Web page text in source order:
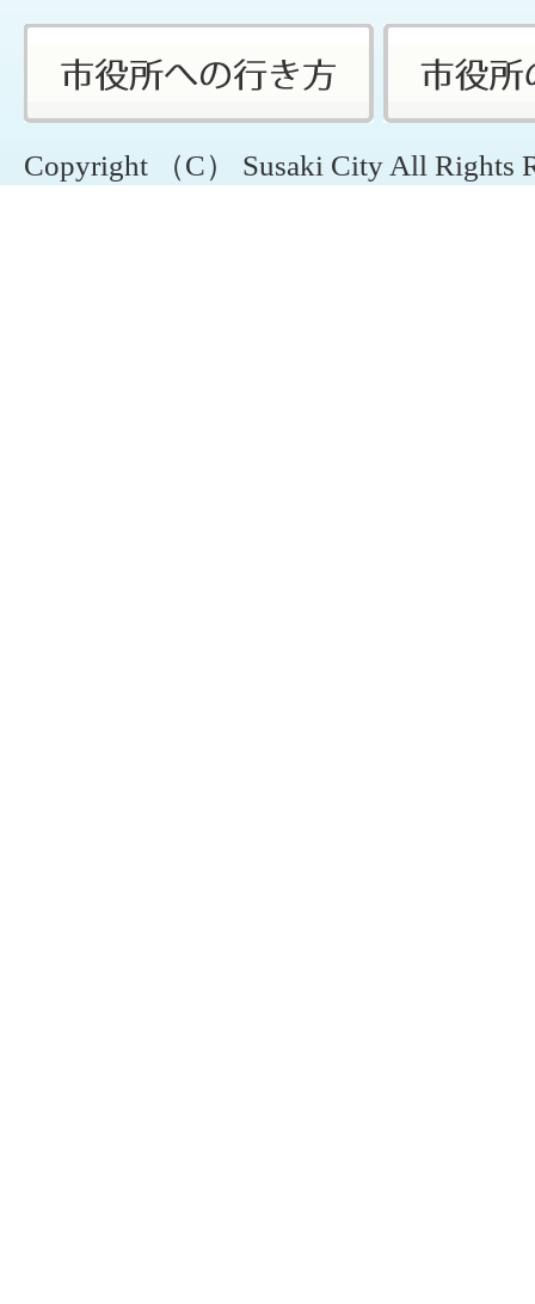
Copyright （C） Susaki City All Rights